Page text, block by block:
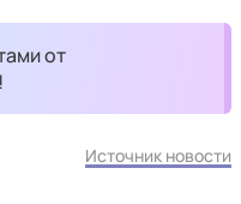
от
Источник новости